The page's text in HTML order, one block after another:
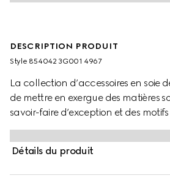
DESCRIPTION PRODUIT
Style ‎854042 3G001 4967
La collection d’accessoires en soie
de mettre en exergue des matières
savoir-faire d’exception et des
imprimé Gucci Boutique.
Détails du produit